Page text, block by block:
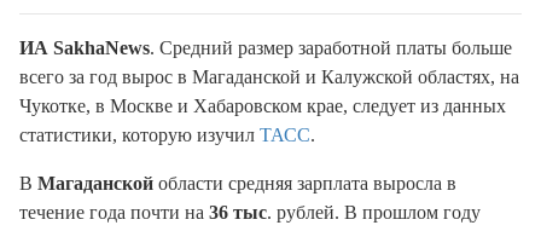
ИА SakhaNews. Средний размер заработной платы больше
всего за год вырос в Магаданской и Калужской областях, на
Чукотке, в Москве и Хабаровском крае, следует из данных
статистики, которую изучил ТАСС.
В Магаданской области средняя зарплата выросла в
течение года почти на 36 тыс. рублей. В прошлом году